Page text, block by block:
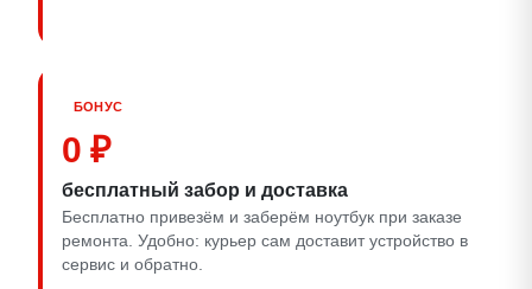
БОНУС
0 ₽
бесплатный забор и доставка
Бесплатно привезём и заберём ноутбук при заказе
ремонта. Удобно: курьер сам доставит устройство в
сервис и обратно.